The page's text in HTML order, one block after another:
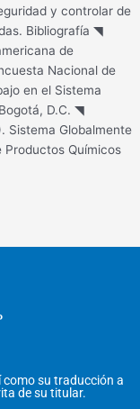
y controlar de
Bibliografía ◥
de
Nacional de
en el Sistema
D.C. ◥
Sistema Globalmente
Productos Químicos
su traducción a
de su titular.